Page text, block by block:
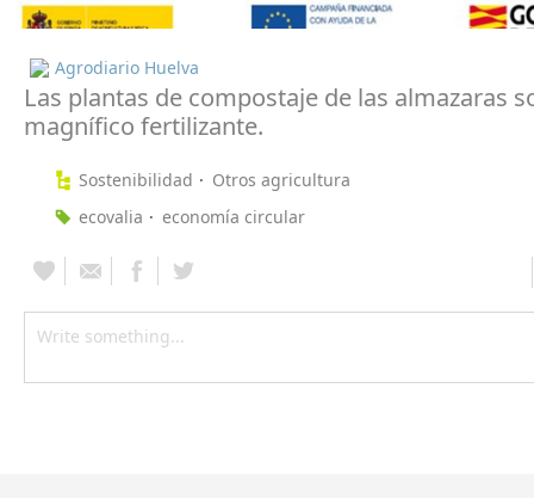
Agrodiario Huelva
Las plantas de compostaje de las almazaras
magnífico fertilizante.
Sostenibilidad
Otros agricultura
ecovalia
economía circular